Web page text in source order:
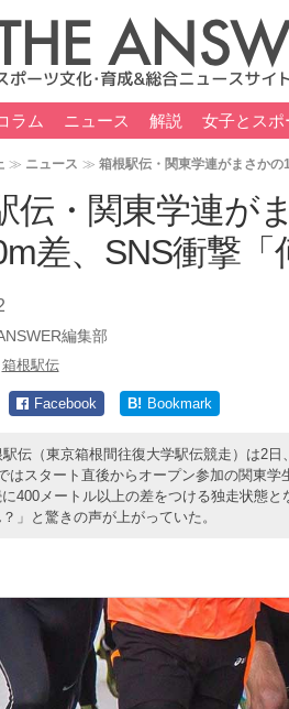
ラム ニュース 解説 女子とスポ
ニュース 箱根駅伝・関東学連がまさか
伝・関東学連が
差、SNS衝撃「
編集部
箱根駅伝
Facebook B! Bookmark
伝（東京箱根間往復大学駅伝競走）は2
はスタート直後からオープン参加の関東
400メートル以上の差をつける独走状態
」と驚きの声が上がっていた。